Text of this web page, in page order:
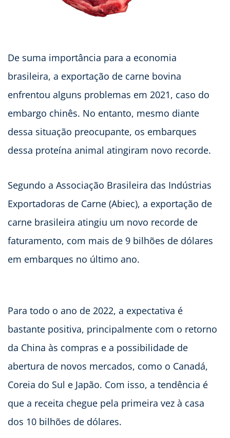
De suma importância para a economia
brasileira, a exportação de carne bovina
enfrentou alguns problemas em 2021, caso do
embargo chinês. No entanto, mesmo diante
dessa situação preocupante, os embarques
dessa proteína animal atingiram novo recorde.
Segundo a Associação Brasileira das Indústrias
Exportadoras de Carne (Abiec), a exportação de
carne brasileira atingiu um novo recorde de
faturamento, com mais de 9 bilhões de dólares
em embarques no último ano.
Para todo o ano de 2022, a expectativa é
bastante positiva, principalmente com o retorno
da China às compras e a possibilidade de
abertura de novos mercados, como o Canadá,
Coreia do Sul e Japão. Com isso, a tendência é
que a receita chegue pela primeira vez à casa
dos 10 bilhões de dólares.